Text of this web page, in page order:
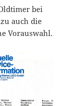
bei
auch die
Vorauswahl.